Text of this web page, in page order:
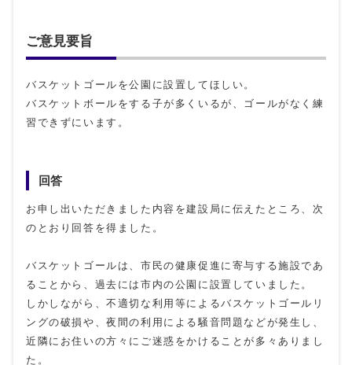
ご意見要旨
バスケットゴールを公園に設置してほしい。
バスケットボールをする子が多くいるが、ゴールがなく練
習できずにいます。
回答
お申し出いただきました内容を建設局に伝えたところ、次
のとおり回答を得ました。
バスケットゴールは、市民の健康促進に寄与する施設であ
ることから、過去には市内の公園に設置していました。
しかしながら、不適切な利用等によるバスケットゴールリ
ングの破損や、夜間の利用による騒音問題などが発生し、
近隣にお住いの方々にご迷惑をかけることが多々ありまし
た。